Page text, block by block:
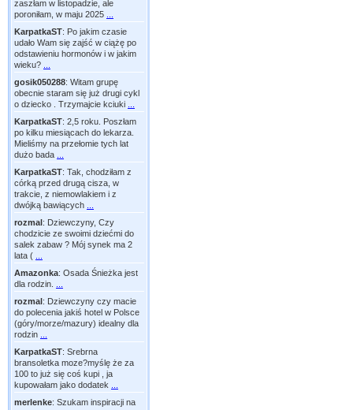
zaszłam w listopadzie, ale
poroniłam, w maju 2025
KarpatkaST: Po jakim czasie
udało Wam się zajść w ciążę po
odstawieniu hormonów i w jakim
wieku?
gosik050288: Witam grupę
obecnie staram się już drugi cykl
o dziecko . Trzymajcie kciuki
KarpatkaST: 2,5 roku. Poszłam
po kilku miesiącach do lekarza.
Mieliśmy na przełomie tych lat
dużo bada
KarpatkaST: Tak, chodziłam z
córką przed drugą cisza, w
trakcie, z niemowlakiem i z
dwójką bawiących
rozmal: Dziewczyny, Czy
chodzicie ze swoimi dziećmi do
salek zabaw ? Mój synek ma 2
lata (
Amazonka: Osada Śnieżka jest
dla rodzin.
rozmal: Dziewczyny czy macie
do polecenia jakiś hotel w Polsce
(góry/morze/mazury) idealny dla
rodzin
KarpatkaST: Srebrna
bransoletka moze?myślę że za
100 to już się coś kupi , ja
kupowałam jako dodatek
merlenke: Szukam inspiracji na